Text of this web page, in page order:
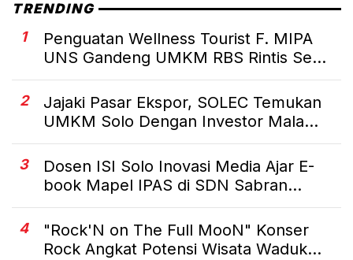
TRENDING
1
Penguatan Wellness Tourist F. MIPA
UNS Gandeng UMKM RBS Rintis Se...
2
Jajaki Pasar Ekspor, SOLEC Temukan
UMKM Solo Dengan Investor Mala...
3
Dosen ISI Solo Inovasi Media Ajar E-
book Mapel IPAS di SDN Sabran...
4
"Rock'N on The Full MooN" Konser
Rock Angkat Potensi Wisata Waduk...